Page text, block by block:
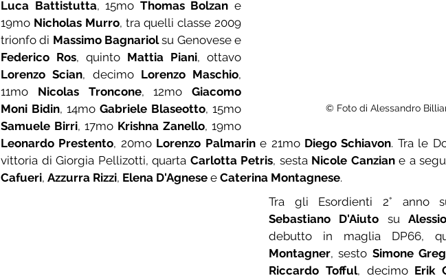
© Foto di Alessandro
Luca Battistutta, 15mo Thomas Bolzan e
19mo Nicholas Murro, tra quelli classe 2009
trionfo di Massimo Bagnariol
Federico Ros, quinto Mattia Piani
Lorenzo Scian, decimo Lorenzo Maschio,
11mo Nicolas Troncone, 12mo Giacomo
Moni Bidin, 14mo Gabriele Blaseotto
Samuele Birri, 17mo Krishna Zanello
Leonardo Prestento, 20mo Lorenzo Palmarin e 21mo Diego Schiavon. Tra le
vittoria di Giorgia Pellizotti, quarta Carlotta Petris, sesta Nicole Canzian e a
Cafueri, Azzurra Rizzi, Elena D'Agnese e Caterina Montagnese.
Sebastiano D'Aiuto su
debutto in maglia DP66,
Montagner, sesto Simone
Riccardo Tofful, decimo Erik